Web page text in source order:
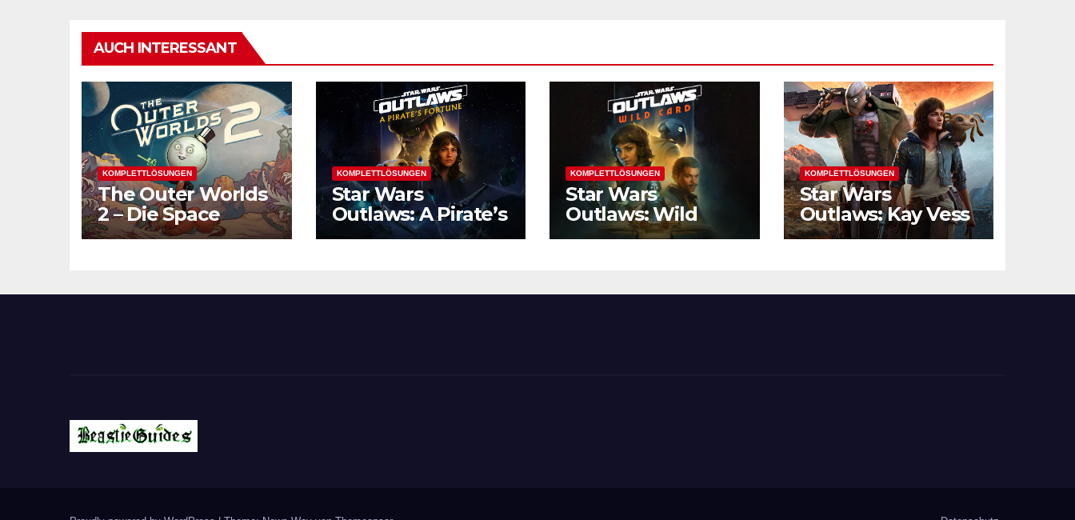
AUCH INTERESSANT
KOMPLETTLÖSUNGEN
The Outer Worlds
2 – Die Space
Odyssey geht
KOMPLETTLÖSUNGEN
Star Wars
Outlaws: A Pirate’s
Fortune
KOMPLETTLÖSUNGEN
Star Wars
Outlaws: Wild
Card
KOMPLETTLÖSUNGEN
Star Wars
Outlaws: Kay Vess
und die